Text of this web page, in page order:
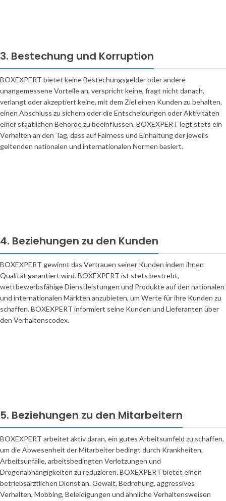
3. Bestechung und Korruption
BOXEXPERT bietet keine Bestechungsgelder oder andere
unangemessene Vorteile an, verspricht keine, fragt nicht danach,
verlangt oder akzeptiert keine, mit dem Ziel einen Kunden zu behalten,
einen Abschluss zu sichern oder die Entscheidungen oder Aktivitäten
einer staatlichen Behörde zu beeinflussen. BOXEXPERT legt stets ein
Verhalten an den Tag, dass auf Fairness und Einhaltung der jeweils
geltenden nationalen und internationalen Normen basiert.
4. Beziehungen zu den Kunden
BOXEXPERT gewinnt das Vertrauen seiner Kunden indem ihnen
Qualität garantiert wird. BOXEXPERT ist stets bestrebt,
wettbewerbsfähige Dienstleistungen und Produkte auf den nationalen
und internationalen Märkten anzubieten, um Werte für ihre Kunden zu
schaffen. BOXEXPERT informiert seine Kunden und Lieferanten über
den Verhaltenscodex.
5. Beziehungen zu den Mitarbeitern
BOXEXPERT arbeitet aktiv daran, ein gutes Arbeitsumfeld zu schaffen,
um die Abwesenheit der Mitarbeiter bedingt durch Krankheiten,
Arbeitsunfälle, arbeitsbedingten Verletzungen und
Drogenabhängigkeiten zu reduzieren. BOXEXPERT bietet einen
betriebsärztlichen Dienst an. Gewalt, Bedrohung, aggressives
Verhalten, Mobbing, Beleidigungen und ähnliche Verhaltensweisen